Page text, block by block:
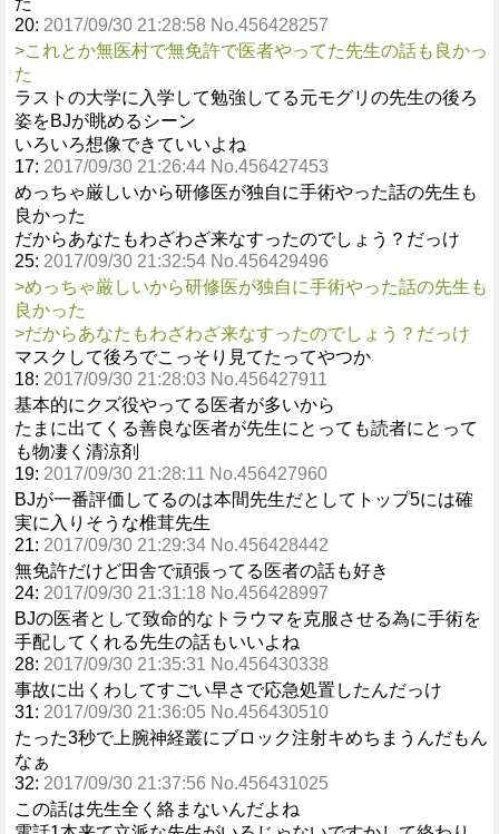
20: 2017/09/30 21:28:58 No.456428257
>これとか無医村で無免許で医者やってた先生の話も良かっ
た
ラストの大学に入学して勉強してる元モグリの先生の後ろ
姿をBJが眺めるシーン
いろいろ想像できていいよね
17: 2017/09/30 21:26:44 No.456427453
めっちゃ厳しいから研修医が独自に手術やった話の先生も
良かった
だからあなたもわざわざ来なすったのでしょう？だっけ
25: 2017/09/30 21:32:54 No.456429496
>めっちゃ厳しいから研修医が独自に手術やった話の先生も
良かった
>だからあなたもわざわざ来なすったのでしょう？だっけ
マスクして後ろでこっそり見てたってやつか
18: 2017/09/30 21:28:03 No.456427911
基本的にクズ役やってる医者が多いから
たまに出てくる善良な医者が先生にとっても読者にとって
も物凄く清涼剤
19: 2017/09/30 21:28:11 No.456427960
BJが一番評価してるのは本間先生だとしてトップ5には確
実に入りそうな椎茸先生
21: 2017/09/30 21:29:34 No.456428442
無免許だけど田舎で頑張ってる医者の話も好き
24: 2017/09/30 21:31:18 No.456428997
BJの医者として致命的なトラウマを克服させる為に手術を
手配してくれる先生の話もいいよね
28: 2017/09/30 21:35:31 No.456430338
事故に出くわしてすごい早さで応急処置したんだっけ
31: 2017/09/30 21:36:05 No.456430510
たった3秒で上腕神経叢にブロック注射キめちまうんだもん
なぁ
32: 2017/09/30 21:37:56 No.456431025
この話は先生全く絡まないんだよね